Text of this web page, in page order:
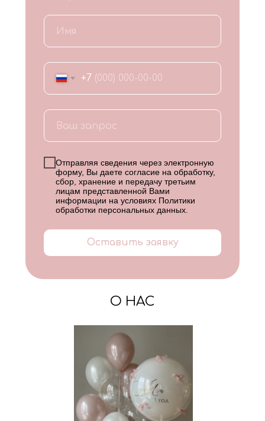
+7
Отправляя сведения через электронную
форму, Вы даете согласие на обработку,
сбор, хранение и передачу третьим
лицам представленной Вами
информации на условиях Политики
обработки персональных данных
Оставить заявку
О НАС